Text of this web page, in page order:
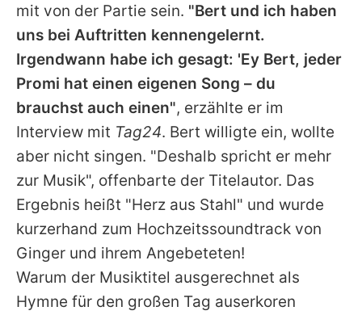
mit von der Partie sein. "Bert und ich haben
uns bei Auftritten kennengelernt.
Irgendwann habe ich gesagt: 'Ey Bert, jeder
Promi hat einen eigenen Song – du
brauchst auch einen", erzählte er im
Interview mit Tag24. Bert willigte ein, wollte
aber nicht singen. "Deshalb spricht er mehr
zur Musik", offenbarte der Titelautor. Das
Ergebnis heißt "Herz aus Stahl" und wurde
kurzerhand zum Hochzeitssoundtrack von
Ginger und ihrem Angebeteten!
Warum der Musiktitel ausgerechnet als
Hymne für den großen Tag auserkoren